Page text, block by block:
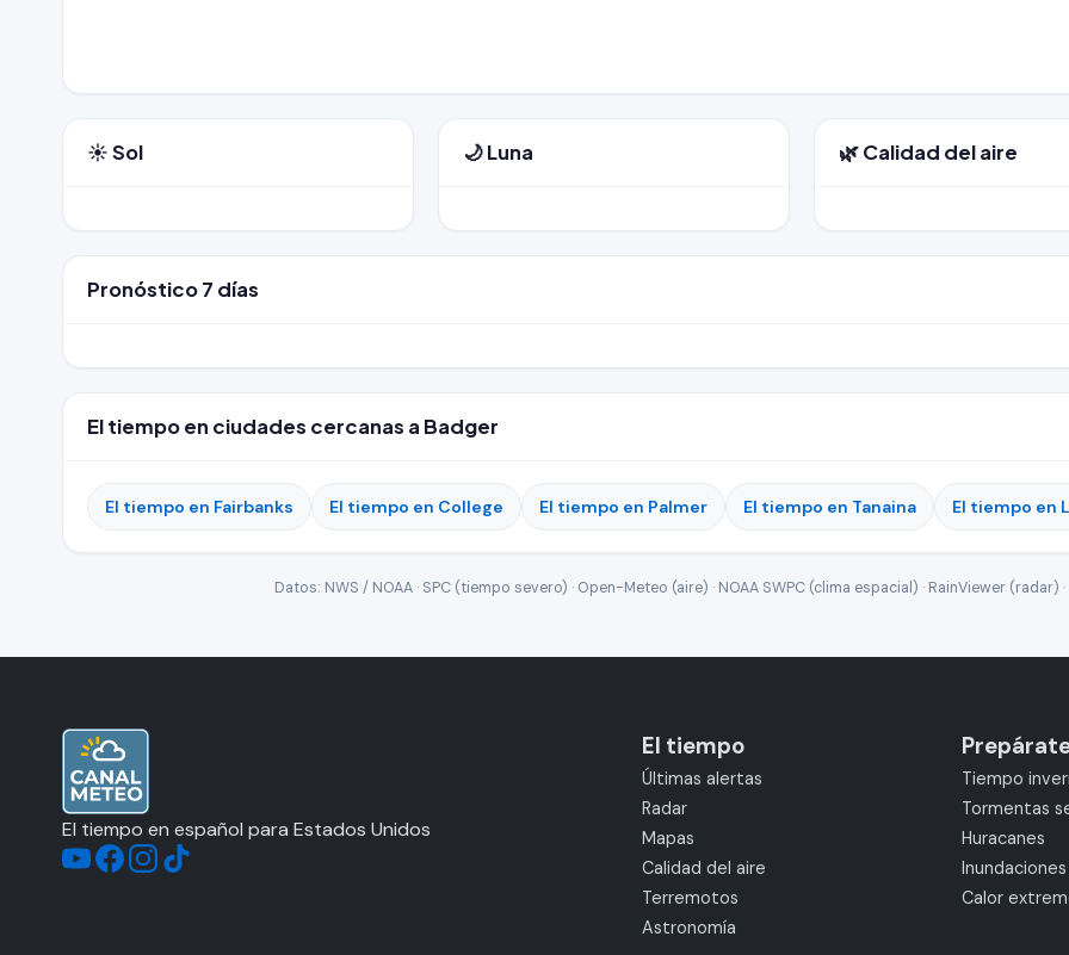
☀️ Sol 🌙 Luna 🌿 Calidad del aire
Pronóstico 7 días
El tiempo en ciudades cercanas a Badger
El tiempo en Fairbanks El tiempo en College El tiempo en Palmer El tiempo en Tanaina El tiempo en
Datos: NWS / NOAA · SPC (tiempo severo) · Open-Meteo (aire) · NOAA SWPC (clima espacial) · RainViewer (radar)
El tiempo en español para Estados Unidos
El tiempo
Últimas alertas
Radar
Mapas
Calidad del aire
Terremotos
Astronomía
Tiempo
Tormentas
Huracanes
Inundaciones
Calor